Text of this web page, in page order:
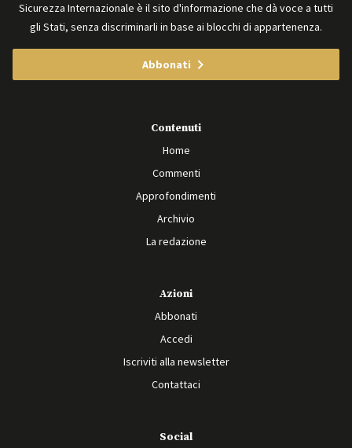
Sicurezza Internazionale è il sito d'informazione che dà voce a tutti
gli Stati, senza discriminarli in base ai blocchi di appartenenza.
Abbonati
Contenuti
Home
Commenti
Approfondimenti
Archivio
La redazione
Azioni
Abbonati
Accedi
Iscriviti alla newsletter
Contattaci
Social